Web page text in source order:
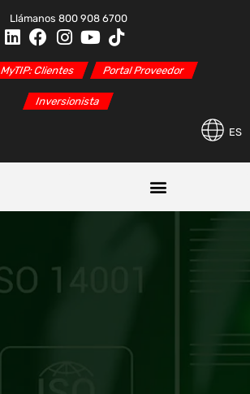
Llámanos 800 908 6700
MyTIP: Clientes Portal Proveedor
Inversionista
ES